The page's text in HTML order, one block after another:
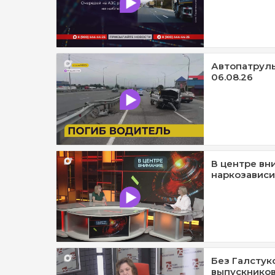
06.08.26
В центре
Без